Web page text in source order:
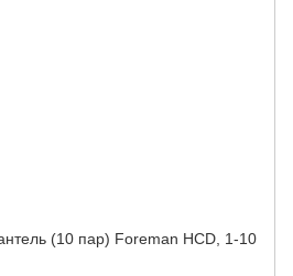
(10 пар) Foreman HCD, 1-10